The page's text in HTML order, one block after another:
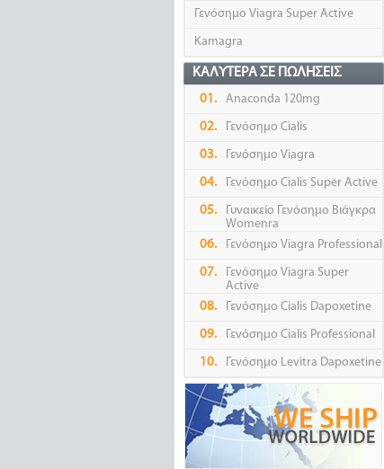
Γενόσημο Viagra Super Active
Kamagra
ΚΑΛΎΤΕΡΑ ΣΕ ΠΩΛΉΣΕΙΣ
01. Anaconda 120mg
02. Γενόσημο Cialis
03. Γενόσημο Viagra
04. Γενόσημο Cialis Super Active
05.
Γυναικείο Γενόσημο Βιάγκρα
Womenra
06.
Γενόσημο Viagra Professional
07.
Γενόσημο Viagra Super
Active
08.
Γενόσημο Cialis Dapoxetine
09. Γενόσημο Cialis Professional
10. Γενόσημο Levitra Dapoxetine